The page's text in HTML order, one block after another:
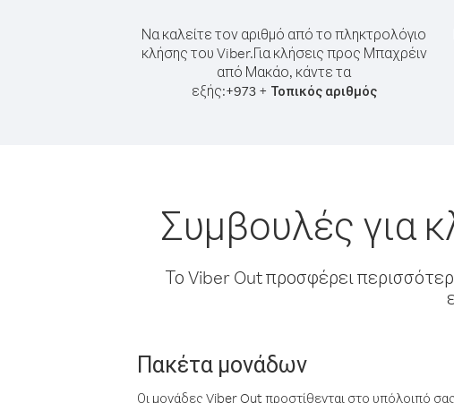
Να καλείτε τον αριθμό από το πληκτρολόγιο
κλήσης του Viber.Για κλήσεις προς Μπαχρέιν
από Μακάο, κάντε τα
εξής:+973+ Τοπικός αριθμός
Συμβουλές για
Το Viber Out προσφέρει
Πακέτα μονάδων
Οι μονάδες Viber Out προστίθενται στο υπόλοιπό